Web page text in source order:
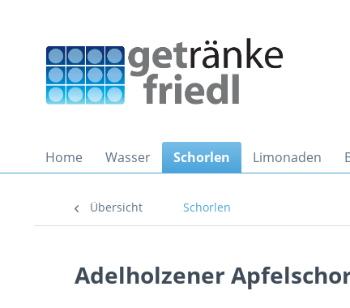
Home Wasser Schorlen Limonaden
Übersicht Schorlen
Adelholzener